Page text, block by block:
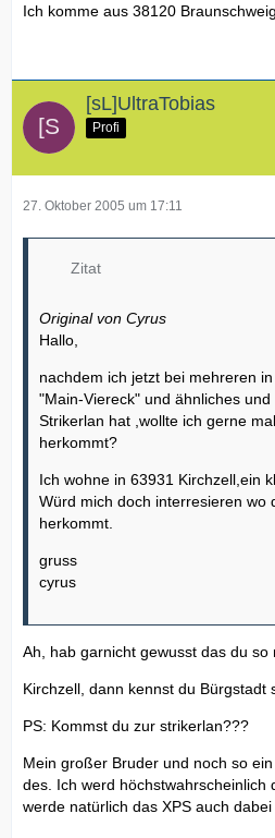
Ich komme aus 38120 Braunschweig
[sL]UltraTobias
Profi
27. Oktober 2005 um 17:11
Zitat
Original von Cyrus
Hallo,
nachdem ich jetzt bei mehreren
"Main-Viereck" und ähnliches
Strikerlan hat ,wollte ich gerne
herkommt?
Ich wohne in 63931 Kirchzell,ein
Würd mich doch interresieren wo
herkommt.
gruss
cyrus
Ah, hab garnicht gewusst das du so
Kirchzell, dann kennst du Bürgstadt
PS: Kommst du zur strikerlan???
Mein großer Bruder und noch so
des. Ich werd höchstwahrscheinlich
werde natürlich das XPS auch